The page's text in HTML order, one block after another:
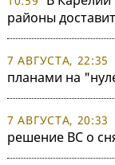
районы
7 АВГУСТА, 22:35
планами на
7 АВГУСТА, 20:33
решение ВС о